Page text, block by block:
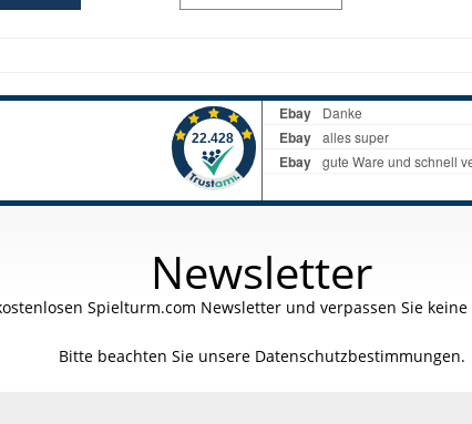
Newsletter
Spielturm.com Newsletter und verpassen Sie
Bitte beachten Sie unsere Datenschutzbestimmungen.